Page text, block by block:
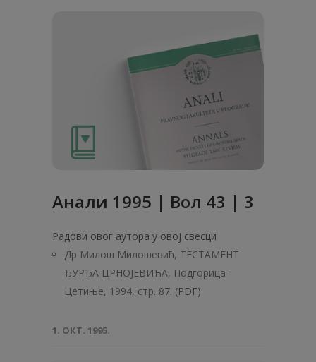
Анaли 1995 | Вол 43 | 3
Радови овог аутора у овој свесци
Др Милош Милошевић, ТЕСТАМЕНТ
ЂУРЂА ЦРНОЈЕВИЋА, Подгорица-
Цетиње, 1994, стр. 87. (PDF)
1. ОКТ. 1995.